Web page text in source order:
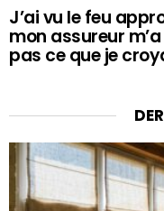
J’ai vu le feu
mon assureur
pas ce que je